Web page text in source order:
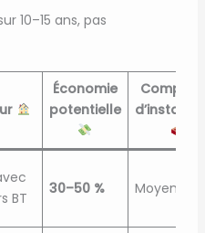
10–15 ans, pas
Économie
potentielle
BT
30–50 % Moyenne